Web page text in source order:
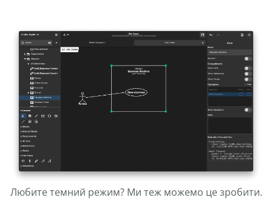
Любите темний режим? Ми теж можемо це зробити.